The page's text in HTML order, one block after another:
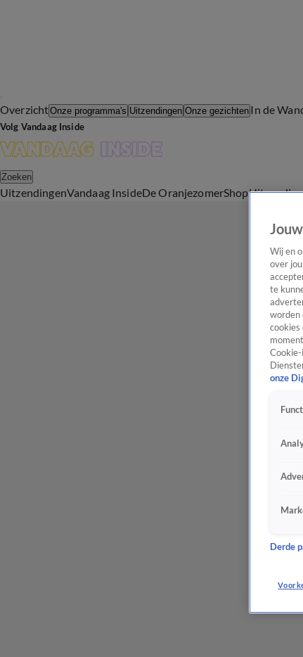
OverzichtOnze programma's Uitzendingen Onze gezichten In de
Volg Vandaag Inside
Zoeken
UitzendingenVandaag InsideDe OranjezomerShop
Wij en
over
te
worden
cookies
onze
Derde